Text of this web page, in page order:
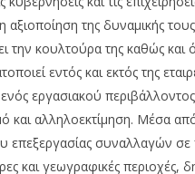
αξιοποίηση της δυναμικής
την κουλτούρα της καθώς και
εντός και εκτός της
εργασιακού
και αλληλοεκτίμηση. Μέσα
επεξεργασίας συναλλαγών σε
και γεωγραφικές περιοχές,